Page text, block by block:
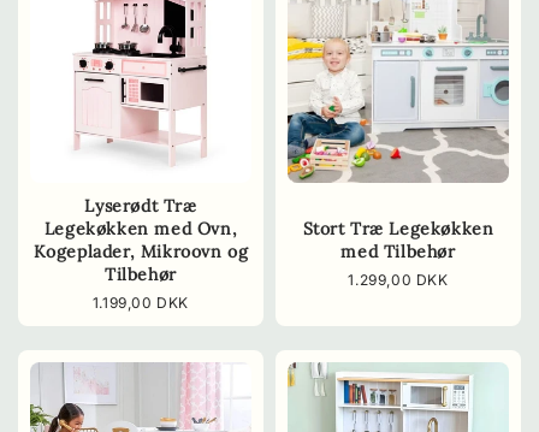
Lyserødt Træ
Legekøkken med Ovn,
Kogeplader, Mikroovn og
Tilbehør
Normalpris
1.199,00 DKK
Stort Træ Legekøkken
med Tilbehør
Normalpris
1.299,00 DKK